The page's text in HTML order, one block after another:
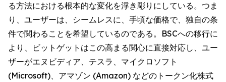
る方法における根本的な変化を浮き彫りにしている。つま
り、ユーザーは、シームレスに、手頃な価格で、独自の条
件で関わることを希望しているのである。BSCへの移行に
より、ビットゲットはこの高まる関心に直接対応し、ユー
ザーがエヌビディア、テスラ、マイクロソフト
(Microsoft)、アマゾン (Amazon) などのトークン化株式